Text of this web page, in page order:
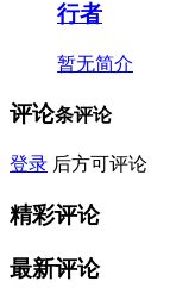
行者
暂无简介
评论条评论
登录 后方可评论
精彩评论
最新评论